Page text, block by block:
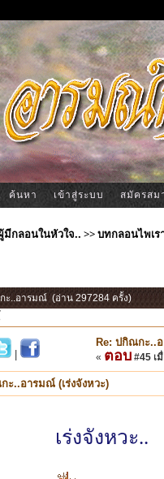
ค้นหา เข้าสู่ระบบ สมัครสม
มีกลอนในหัวใจ.. >>บทกลอนไพเร
ะ..อารมณ์ (อ่าน 297284 ครั้ง)
Re: ปกิณกะ..
« ตอบ #45 เ
ะ..อารมณ์ (เร่งจังหวะ)
เร่งจังหวะ..